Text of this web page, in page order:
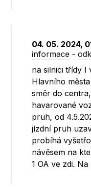
04. 05. 2024,
informace -
na silnici třídy I
Hlavního
směr do
havarované
pruh, od
jízdní pruh
probíhá
návěsem na
1 OA ve zdi.